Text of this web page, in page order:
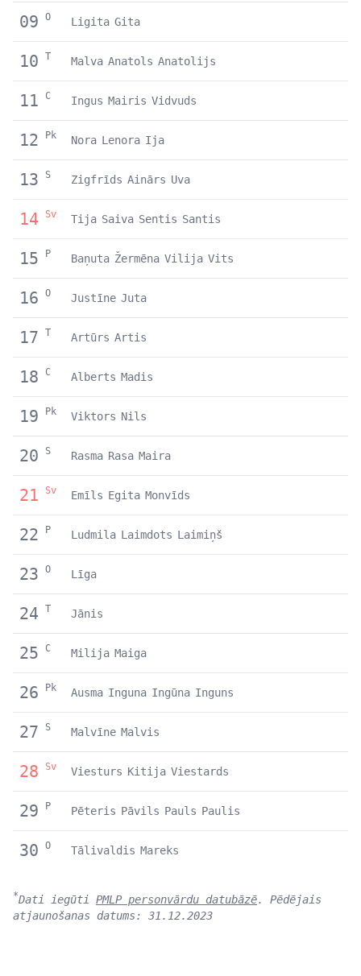
09 O Ligita Gita
10 T Malva Anatols Anatolijs
11 C Ingus Mairis Vidvuds
12 Pk Nora Lenora Ija
13 S Zigfrīds Ainārs Uva
14 Sv Tija Saiva Sentis Santis
15 P Baņuta Žermēna Vilija Vits
16 O Justīne Juta
17 T Artūrs Artis
18 C Alberts Madis
19 Pk Viktors Nils
20 S Rasma Rasa Maira
21 Sv Emīls Egita Monvīds
22 P Ludmila Laimdots Laimiņš
23 O Līga
24 T Jānis
25 C Milija Maiga
26 Pk Ausma Inguna Ingūna Inguns
27 S Malvīne Malvis
28 Sv Viesturs Kitija Viestards
29 P Pēteris Pāvils Pauls Paulis
30 O Tālivaldis Mareks
*Dati iegūti PMLP personvārdu datubāzē. Pēdējais
atjaunošanas datums: 31.12.2023